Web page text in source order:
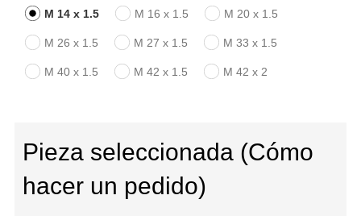
M 14 x 1.5 M 16 x 1.5 M 20 x 1.5
M 26 x 1.5 M 27 x 1.5 M 33 x 1.5
M 40 x 1.5 M 42 x 1.5 M 42 x 2
Pieza seleccionada (Cómo
hacer un pedido)